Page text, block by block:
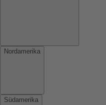
Nordamerika
Südamerika